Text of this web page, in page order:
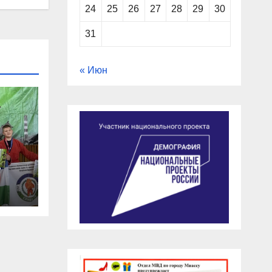
24 25 26 27 28 29 30
31
« Июн